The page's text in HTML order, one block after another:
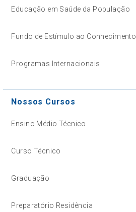
Educação em Saúde da População
Fundo de Estímulo ao Conhecimento
Programas Internacionais
Nossos Cursos
Ensino Médio Técnico
Curso Técnico
Graduação
Preparatório Residência